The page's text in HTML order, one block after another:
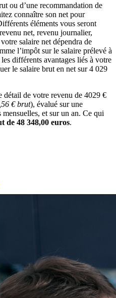
ou d’une recommandation de
connaître son net pour
éléments vous seront
net, revenu journalier,
salaire net dépendra de
l’impôt sur le salaire prélevé à
différents avantages liés à votre
le salaire brut en net sur 4 029
détail de votre revenu de 4029 €
€ brut), évalué sur une
et sur un an. Ce qui
de 48 348,00 euros.